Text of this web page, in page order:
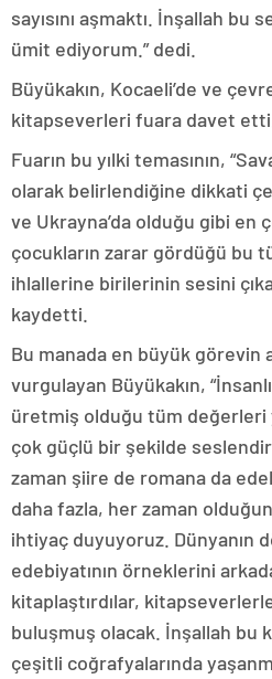
sayısını aşmaktı. İnşallah bu
ümit ediyorum.” dedi.
Büyükakın, Kocaeli’de ve
kitapseverleri fuara davet etti.
Fuarın bu yılki temasının,
olarak belirlendiğine dikkati
ve Ukrayna’da olduğu gibi en
çocukların zarar gördüğü bu
ihlallerine birilerinin sesini
kaydetti.
Bu manada en büyük görevin
vurgulayan Büyükakın,
üretmiş olduğu tüm değerleri
çok güçlü bir şekilde
zaman şiire de romana da
daha fazla, her zaman
ihtiyaç duyuyoruz. Dünyanın
edebiyatının örneklerini
kitaplaştırdılar,
buluşmuş olacak. İnşallah bu
çeşitli coğrafyalarında